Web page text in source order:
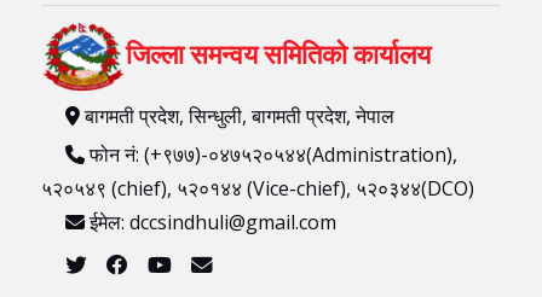
जिल्ला समन्वय समितिको कार्यालय
बागमती प्रदेश, सिन्धुली, बागमती प्रदेश, नेपाल
फोन नं: (+९७७)-०४७५२०५४४(Administration),
५२०५४९ (chief), ५२०१४४ (Vice-chief), ५२०३४४(DCO)
ईमेल: dccsindhuli@gmail.com